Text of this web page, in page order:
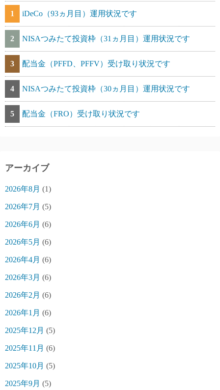
1 iDeCo（93ヵ月目）運用状況です
2 NISAつみたて投資枠（31ヵ月目）運用状況です
3 配当金（PFFD、PFFV）受け取り状況です
4 NISAつみたて投資枠（30ヵ月目）運用状況です
5 配当金（FRO）受け取り状況です
アーカイブ
2026年8月 (1)
2026年7月 (5)
2026年6月 (6)
2026年5月 (6)
2026年4月 (6)
2026年3月 (6)
2026年2月 (6)
2026年1月 (6)
2025年12月 (5)
2025年11月 (6)
2025年10月 (5)
2025年9月 (5)